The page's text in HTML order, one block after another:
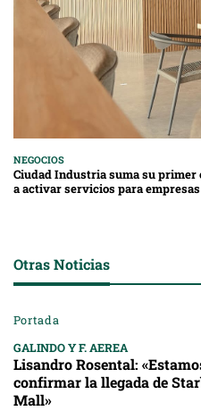
NEGOCIOS
Ciudad Industria suma su primer
a activar servicios para empresas
Otras Noticias
Portada
GALINDO Y F. AEREA
Lisandro Rosental:
confirmar la llegada de
Mall»